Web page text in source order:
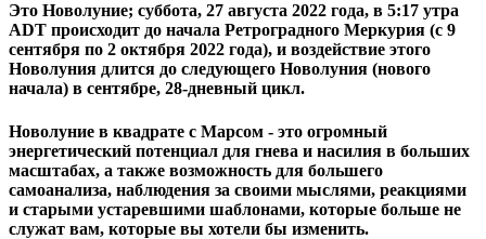
Это Новолуние; суббота, 27 августа 2022 года, в 5:17 утра
ADT происходит до начала Ретроградного Меркурия (с 9
сентября по 2 октября 2022 года), и воздействие этого
Новолуния длится до следующего Новолуния (нового
начала) в сентябре, 28-дневный цикл.
Новолуние в квадрате с Марсом - это огромный
энергетический потенциал для гнева и насилия в больших
масштабах, а также возможность для большего
самоанализа, наблюдения за своими мыслями, реакциями
и старыми устаревшими шаблонами, которые больше не
служат вам, которые вы хотели бы изменить.